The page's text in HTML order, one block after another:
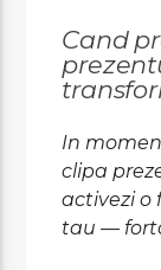
Cand
In
clipa
activezi o
tau —